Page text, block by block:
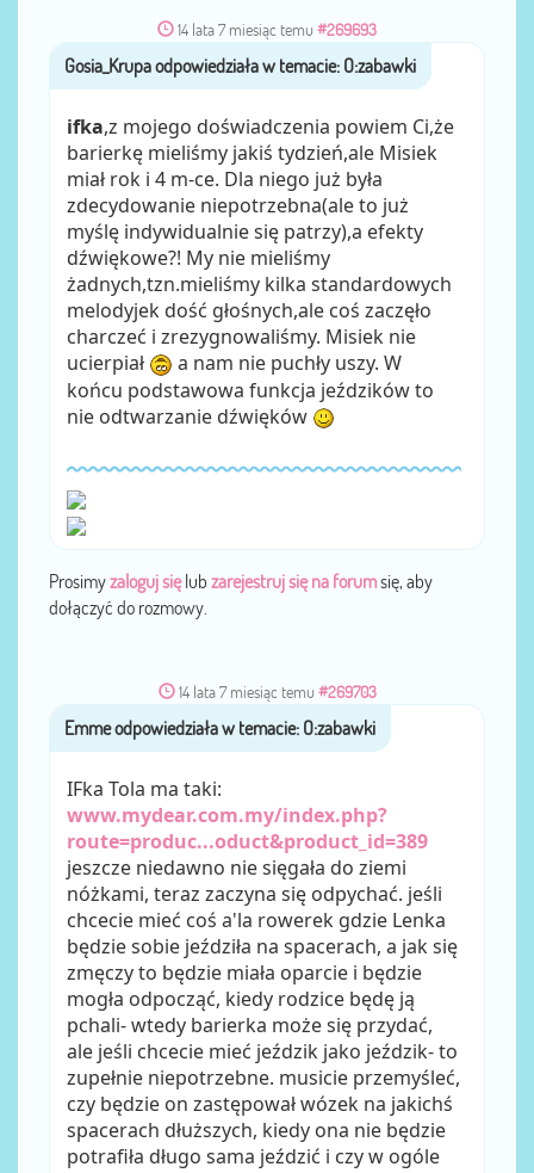
14 lata 7 miesiąc temu #269693
przezGosia_Krupa
ifka,z mojego doświadczenia powiem Ci,że
barierkę mieliśmy jakiś tydzień,ale Misiek
miał rok i 4 m-ce. Dla niego już była
zdecydowanie niepotrzebna(ale to już
myślę indywidualnie się patrzy),a efekty
dźwiękowe?! My nie mieliśmy
żadnych,tzn.mieliśmy kilka standardowych
melodyjek dość głośnych,ale coś zaczęło
charczeć i zrezygnowaliśmy. Misiek nie
ucierpiał
a nam nie puchły uszy. W
końcu podstawowa funkcja jeździków to
nie odtwarzanie dźwięków
Prosimyzaloguj sięlub zarejestruj się na forumsię, aby
dołączyć do rozmowy.
14 lata 7 miesiąc temu #269703
przezEmme
IFka Tola ma taki:
www.mydear.com.my/index.php?
route=produc...oduct&product_id=389
jeszcze niedawno nie sięgała do ziemi
nóżkami, teraz zaczyna się odpychać. jeśli
chcecie mieć coś a'la rowerek gdzie Lenka
będzie sobie jeździła na spacerach, a jak się
zmęczy to będzie miała oparcie i będzie
mogła odpocząć, kiedy rodzice będę ją
pchali- wtedy barierka może się przydać,
ale jeśli chcecie mieć jeździk jako jeździk- to
zupełnie niepotrzebne. musicie przemyśleć,
czy będzie on zastępował wózek na jakichś
spacerach dłuższych, kiedy ona nie będzie
potrafiła długo sama jeździć i czy w ogóle